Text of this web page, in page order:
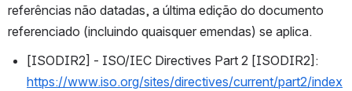
referências não datadas, a última edição do documento
referenciado (incluindo quaisquer emendas) se aplica.
https://www.iso.org/sites/directives/current/part2/index